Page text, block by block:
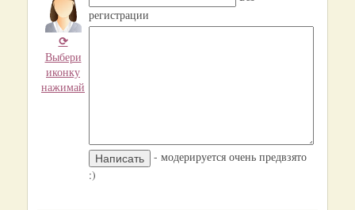
⟳
Выбери
иконку
нажимай
регистрации
- модерируется очень предвзято
:)